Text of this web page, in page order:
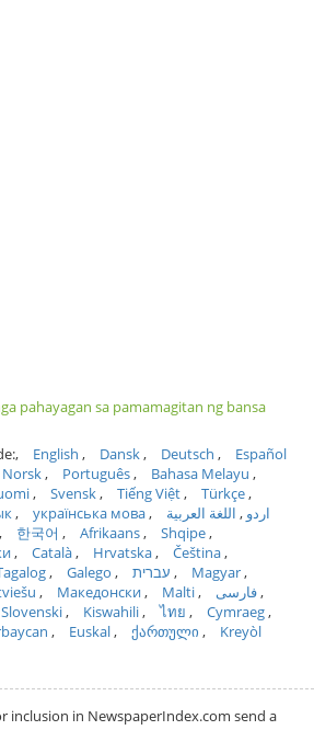
pahayagan sa pamamagitan ng bansa
English Dansk Deutsch
Español
Norsk Português
Bahasa Melayu
Svensk Tiếng Việt
Türkçe
українська мова اردو
اللغة العربية
한국어 Afrikaans
Shqipe
Català Hrvatska
Čeština
Galego עברית
Magyar
Македонски Malti
فارسی
Slovenski Kiswahili ไทย
Cymraeg
Euskal ქართული
Kreyòl
inclusion in NewspaperIndex.com send a